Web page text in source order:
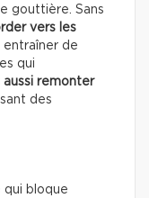
gouttière. Sans
vers les
entraîner de
qui
aussi remonter
des
qui bloque